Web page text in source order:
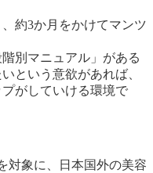
約3か月をかけてマンツ
別マニュアル」がある
という意欲があれば、
がしていける環境で
対象に、日本国外の美容